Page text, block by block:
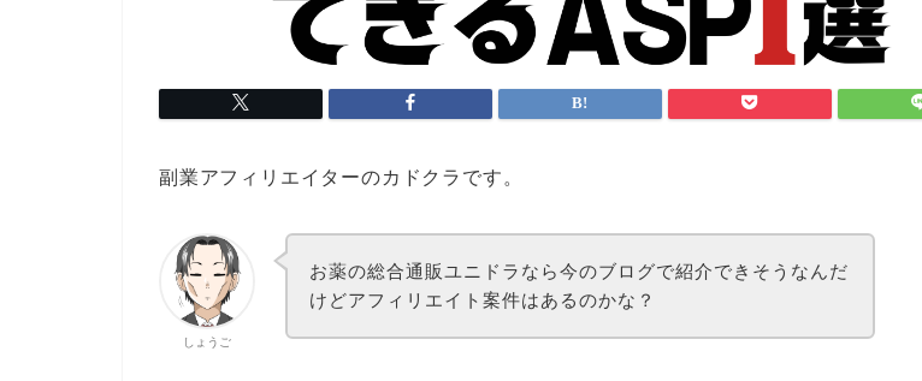
副業アフィリエイターのカドクラです。
しょうご
お薬の総合通販ユニドラなら今のブログで紹介できそうなんだ
けどアフィリエイト案件はあるのかな？